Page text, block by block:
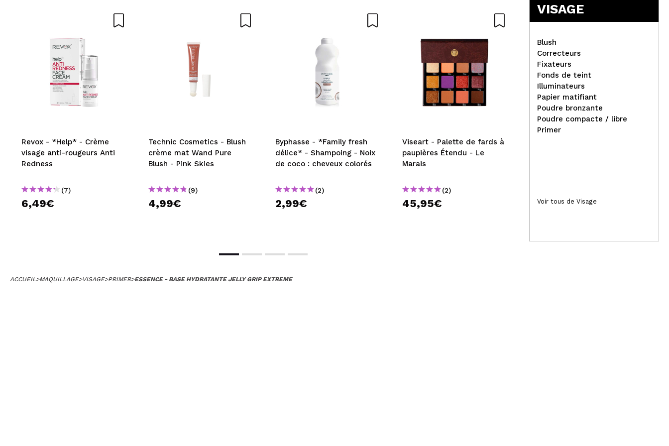
Revox - *Help* - Crème
visage anti-rougeurs Anti
Redness
(7)
6,49€
Technic Cosmetics - Blush
crème mat Wand Pure
Blush - Pink Skies
(9)
4,99€
Byphasse - *Family fresh
délice* - Shampoing - Noix
de coco : cheveux colorés
(2)
2,99€
Viseart - Palette de fards à
paupières Étendu - Le
Marais
(2)
45,95€
COSRX - Crème Visage The
Retinol 0.1
27,95€
VISAGE
Blush
Correcteurs
Fixateurs
Fonds de teint
Illuminateurs
Papier matifiant
Poudre bronzante
Poudre compacte / libre
Primer
Voir tous de Visage
ACCUEIL>MAQUILLAGE>VISAGE>PRIMER>ESSENCE - BASE HYDRATANTE JELLY GRIP EXTREME